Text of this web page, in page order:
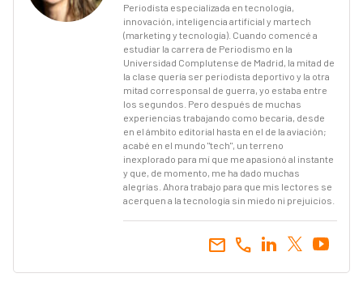
Periodista especializada en tecnología,
innovación, inteligencia artificial y martech
(marketing y tecnología). Cuando comencé a
estudiar la carrera de Periodismo en la
Universidad Complutense de Madrid, la mitad de
la clase quería ser periodista deportivo y la otra
mitad corresponsal de guerra, yo estaba entre
los segundos. Pero después de muchas
experiencias trabajando como becaria, desde
en el ámbito editorial hasta en el de la aviación;
acabé en el mundo "tech", un terreno
inexplorado para mí que me apasionó al instante
y que, de momento, me ha dado muchas
alegrías. Ahora trabajo para que mis lectores se
acerquen a la tecnología sin miedo ni prejuicios.
call
email